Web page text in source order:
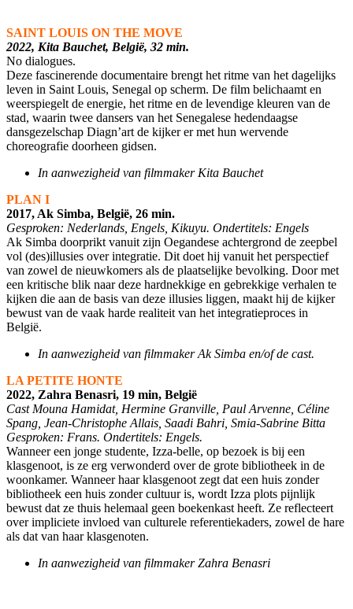
SAINT LOUIS ON THE MOVE
2022, Kita Bauchet, België, 32 min.
No dialogues.
Deze fascinerende documentaire brengt het ritme van het dagelijks
leven in Saint Louis, Senegal op scherm. De film belichaamt en
weerspiegelt de energie, het ritme en de levendige kleuren van de
stad, waarin twee dansers van het Senegalese hedendaagse
dansgezelschap Diagn’art de kijker er met hun wervende
choreografie doorheen gidsen.
In aanwezigheid van filmmaker Kita Bauchet
PLAN I
2017, Ak Simba, België, 26 min.
Gesproken: Nederlands, Engels, Kikuyu. Ondertitels: Engels
Ak Simba doorprikt vanuit zijn Oegandese achtergrond de zeepbel
vol (des)illusies over integratie. Dit doet hij vanuit het perspectief
van zowel de nieuwkomers als de plaatselijke bevolking. Door met
een kritische blik naar deze hardnekkige en gebrekkige verhalen te
kijken die aan de basis van deze illusies liggen, maakt hij de kijker
bewust van de vaak harde realiteit van het integratieproces in
België.
In aanwezigheid van filmmaker Ak Simba en/of de cast.
LA PETITE HONTE
2022, Zahra Benasri, 19 min, België
Cast Mouna Hamidat, Hermine Granville, Paul Arvenne, Céline
Spang, Jean-Christophe Allais, Saadi Bahri, Smia-Sabrine Bitta
Gesproken: Frans. Ondertitels: Engels.
Wanneer een jonge studente, Izza-belle, op bezoek is bij een
klasgenoot, is ze erg verwonderd over de grote bibliotheek in de
woonkamer. Wanneer haar klasgenoot zegt dat een huis zonder
bibliotheek een huis zonder cultuur is, wordt Izza plots pijnlijk
bewust dat ze thuis helemaal geen boekenkast heeft. Ze reflecteert
over impliciete invloed van culturele referentiekaders, zowel de hare
als dat van haar klasgenoten.
In aanwezigheid van filmmaker Zahra Benasri